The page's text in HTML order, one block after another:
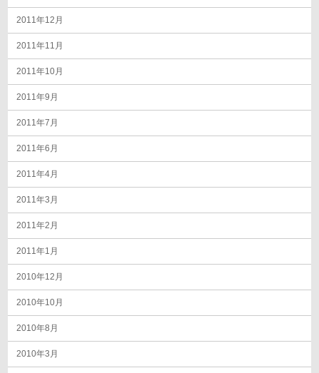
2011年12月
2011年11月
2011年10月
2011年9月
2011年7月
2011年6月
2011年4月
2011年3月
2011年2月
2011年1月
2010年12月
2010年10月
2010年8月
2010年3月